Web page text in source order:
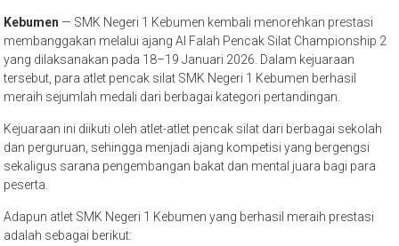
Kebumen — SMK Negeri 1 Kebumen kembali menorehkan prestasi
membanggakan melalui ajang Al Falah Pencak Silat Championship 2
yang dilaksanakan pada 18–19 Januari 2026. Dalam kejuaraan
tersebut, para atlet pencak silat SMK Negeri 1 Kebumen berhasil
meraih sejumlah medali dari berbagai kategori pertandingan.
Kejuaraan ini diikuti oleh atlet-atlet pencak silat dari berbagai sekolah
dan perguruan, sehingga menjadi ajang kompetisi yang bergengsi
sekaligus sarana pengembangan bakat dan mental juara bagi para
peserta.
Adapun atlet SMK Negeri 1 Kebumen yang berhasil meraih prestasi
adalah sebagai berikut: